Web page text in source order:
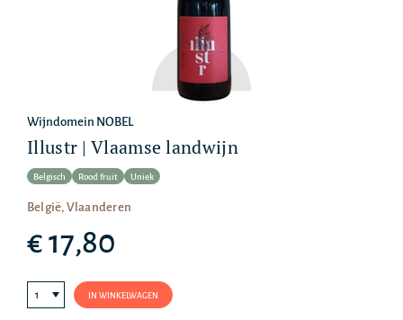
Wijndomein NOBEL
Illustr | Vlaamse landwijn
Belgisch Rood fruit Uniek
België, Vlaanderen
€ 17,80
IN WINKELWAGEN